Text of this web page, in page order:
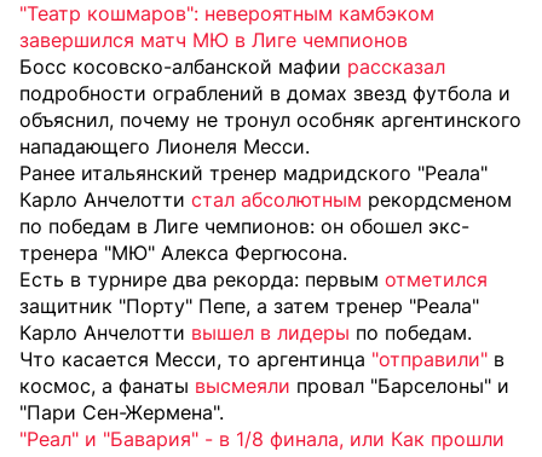
"Театр кошмаров": невероятным камбэком
завершился матч МЮ в Лиге чемпионов
Босс косовско-албанской мафии рассказал
подробности ограблений в домах звезд футбола и
объяснил, почему не тронул особняк аргентинского
нападающего Лионеля Месси.
Ранее итальянский тренер мадридского "Реала"
Карло Анчелотти стал абсолютным рекордсменом
по победам в Лиге чемпионов: он обошел экс-
тренера "МЮ" Алекса Фергюсона.
Есть в турнире два рекорда: первым отметился
защитник "Порту" Пепе, а затем тренер "Реала"
Карло Анчелотти вышел в лидеры по победам.
Что касается Месси, то аргентинца "отправили" в
космос, а фанаты высмеяли провал "Барселоны" и
"Пари Сен-Жермена".
"Реал" и "Бавария" - в 1/8 финала, или Как прошли